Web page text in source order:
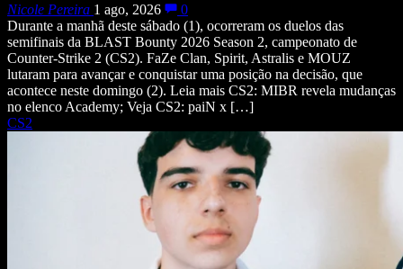
Nicole Pereira 1 ago, 2026
0
Durante a manhã deste sábado (1), ocorreram os duelos das
semifinais da BLAST Bounty 2026 Season 2, campeonato de
Counter-Strike 2 (CS2). FaZe Clan, Spirit, Astralis e MOUZ
lutaram para avançar e conquistar uma posição na decisão, que
acontece neste domingo (2). Leia mais CS2: MIBR revela mudanças
no elenco Academy; Veja CS2: paiN x […]
CS2